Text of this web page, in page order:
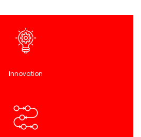
Innovation